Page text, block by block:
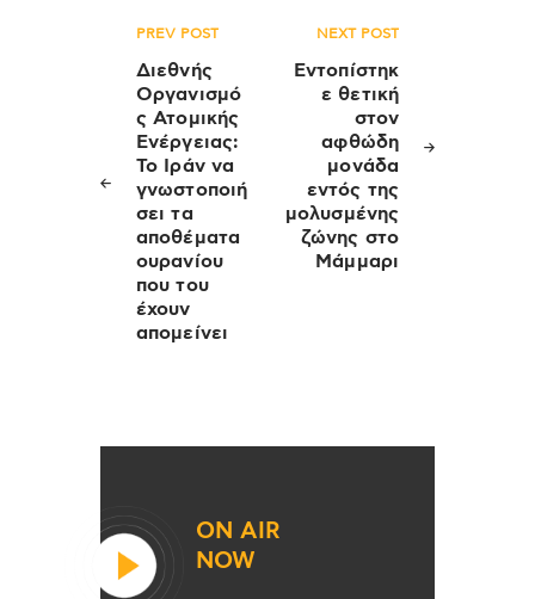
Πλοήγηση
άρθρων
PREV POST
Διεθνής
Οργανισμό
ς Ατομικής
Ενέργειας:
Το Ιράν να
γνωστοποιή
σει τα
αποθέματα
ουρανίου
που του
έχουν
απομείνει
NEXT POST
Eντοπίστηκ
ε θετική
στον
αφθώδη
μονάδα
εντός της
μολυσμένης
ζώνης στο
Μάμμαρι
ON AIR
NOW